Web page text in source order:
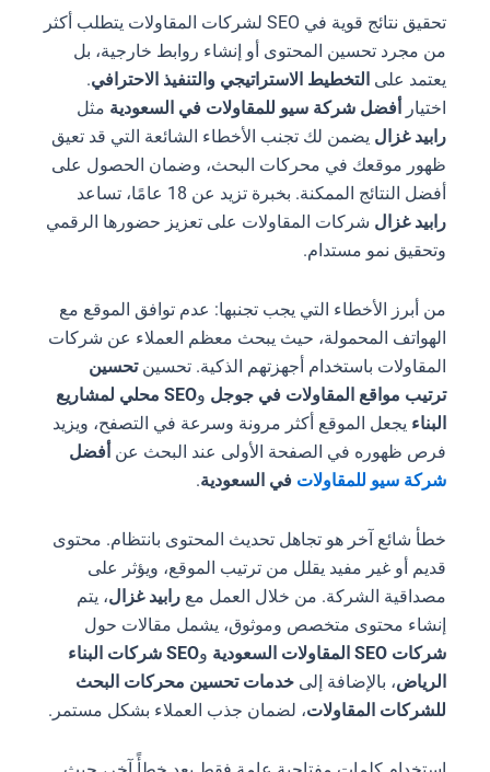
تحقيق نتائج قوية في SEO لشركات المقاولات يتطلب أكثر
من مجرد تحسين المحتوى أو إنشاء روابط خارجية، بل
يعتمد على التخطيط الاستراتيجي والتنفيذ الاحترافي.
اختيارأفضل شركة سيو للمقاولات في السعوديةمثل
رابيد غزاليضمن لك تجنب الأخطاء الشائعة التي قد تعيق
ظهور موقعك في محركات البحث، وضمان الحصول على
أفضل النتائج الممكنة. بخبرة تزيد عن 18 عامًا، تساعد
رابيد غزالشركات المقاولات على تعزيز حضورها الرقمي
وتحقيق نمو مستدام.
من أبرز الأخطاء التي يجب تجنبها: عدم توافق الموقع مع
الهواتف المحمولة، حيث يبحث معظم العملاء عن شركات
المقاولات باستخدام أجهزتهم الذكية. تحسينتحسين
ترتيب مواقع المقاولات في جوجلو
SEO محلي لمشاريع
البناءيجعل الموقع أكثر مرونة وسرعة في التصفح، ويزيد
فرص ظهوره في الصفحة الأولى عند البحث عنأفضل
شركة سيو للمقاولاتفي السعودية.
خطأ شائع آخر هو تجاهل تحديث المحتوى بانتظام. محتوى
قديم أو غير مفيد يقلل من ترتيب الموقع، ويؤثر على
مصداقية الشركة. من خلال العمل معرابيد غزال، يتم
إنشاء محتوى متخصص وموثوق، يشمل مقالات حول
شركات SEO المقاولات السعودية
و
SEO شركات البناء
الرياض، بالإضافة إلى خدمات تحسين محركات البحث
للشركات المقاولات، لضمان جذب العملاء بشكل مستمر.